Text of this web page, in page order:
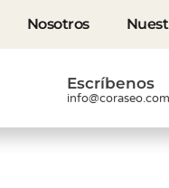
Nosotros
Escríbenos